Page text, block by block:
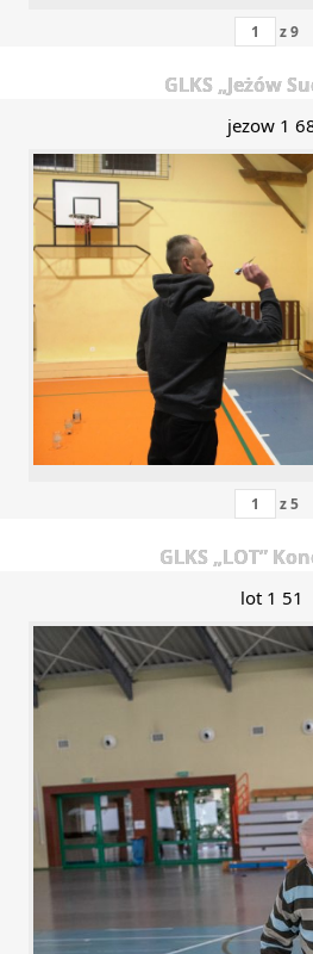
z9
GLKS „Jeżów
jezow 1
z5
GLKS „LOT”
lot 1 51